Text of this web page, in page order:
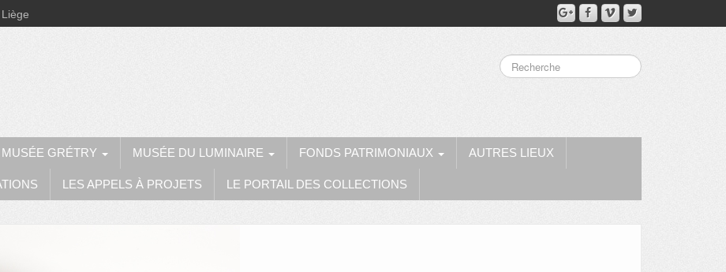
MUSÉE GRÉTRY MUSÉE DU LUMINAIRE FONDS PATRIMONIAUX AUTRES LIEUX
LES APPELS À PROJETS LE PORTAIL DES COLLECTIONS